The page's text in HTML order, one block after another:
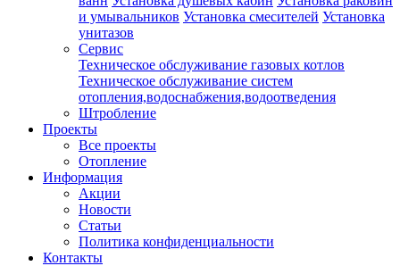
и умывальников Установка смесителей Установка
унитазов
Сервис
Техническое обслуживание газовых котлов
Техническое обслуживание систем
отопления,водоснабжения,водоотведения
Штробление
Проекты
Все проекты
Отопление
Информация
Акции
Новости
Статьи
Политика конфиденциальности
Контакты